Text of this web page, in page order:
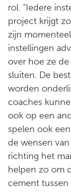
rol. “Iedere
project krijgt
zijn
instellingen
over hoe ze
sluiten. De
worden
coaches
ook op een
spelen ook
de wensen
richting het
helpen zo om
cement tussen